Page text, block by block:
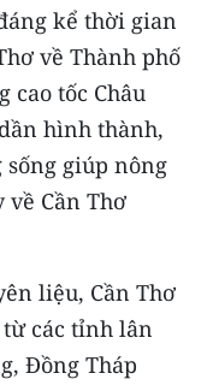
kể thời gian
về Thành phố
cao tốc Châu
hình thành,
giúp nông
Cần Thơ
liệu, Cần Thơ
các tỉnh lân
Đồng Tháp